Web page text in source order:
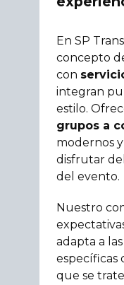
En SP
concepto
con
integran
estilo.
grupos a
modernos
disfrutar
del evento.
Nuestro
adapta a
específicas
que se